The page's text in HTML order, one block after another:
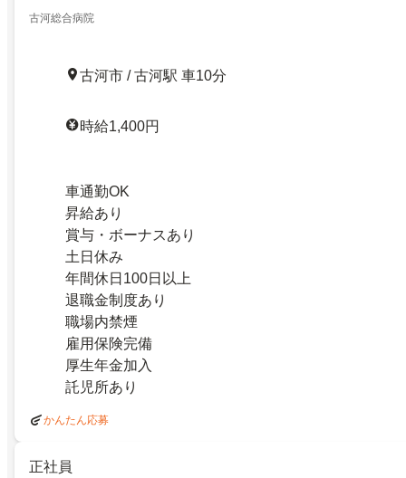
古河総合病院
古河市 / 古河駅 車10分
時給1,400円
車通勤OK
昇給あり
賞与・ボーナスあり
土日休み
年間休日100日以上
退職金制度あり
職場内禁煙
雇用保険完備
厚生年金加入
託児所あり
かんたん応募
正社員